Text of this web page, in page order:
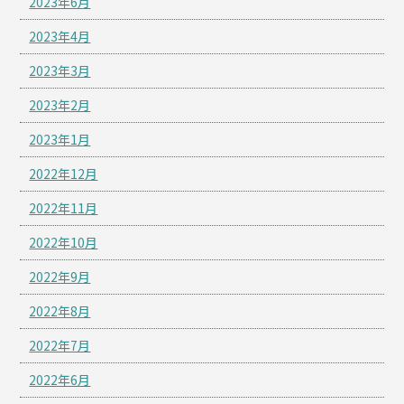
2023年4月
2023年3月
2023年2月
2023年1月
2022年12月
2022年11月
2022年10月
2022年9月
2022年8月
2022年7月
2022年6月